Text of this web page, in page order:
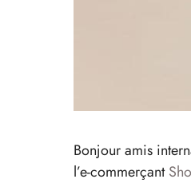
Bonjour amis
l’e-commerçant